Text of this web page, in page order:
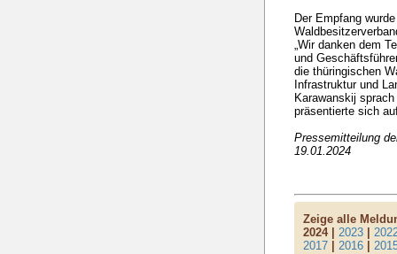
Der Empfang
„Wir danken dem
und
die thüringischen
Infrastruktur und
Karawanskij
präsentierte sich
Pressemitteilung
19.01.2024
Zeige alle
2024 |2023 |
2017 |2016 |